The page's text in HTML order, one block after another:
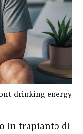
drinking energy
in trapianto di